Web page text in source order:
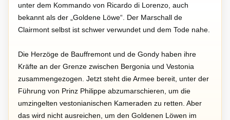
unter dem Kommando von Ricardo di Lorenzo, auch
bekannt als der „Goldene Löwe“. Der Marschall de
Clairmont selbst ist schwer verwundet und dem Tode nahe.
Die Herzöge de Bauffremont und de Gondy haben ihre
Kräfte an der Grenze zwischen Bergonia und Vestonia
zusammengezogen. Jetzt steht die Armee bereit, unter der
Führung von Prinz Philippe abzumarschieren, um die
umzingelten vestonianischen Kameraden zu retten. Aber
das wird nicht ausreichen, um den Goldenen Löwen im